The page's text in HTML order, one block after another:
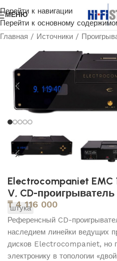
Перейти к навигации
Перейти к основному
МЕНЮ
Главная / Источники /
Electrocompaniet EMC
V, CD-проигрыватель
₸4 116 000
штука
Референсный CD-
наследием линейки ведущих
дисков Electrocompaniet, но
электронику в топологии